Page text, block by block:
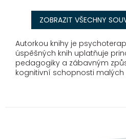
ZOBRAZIT VŠECHNY
Autorkou knihy je
úspěšných knih uplatňuje
pedagogiky a zábavným
kognitivní schopnosti malých